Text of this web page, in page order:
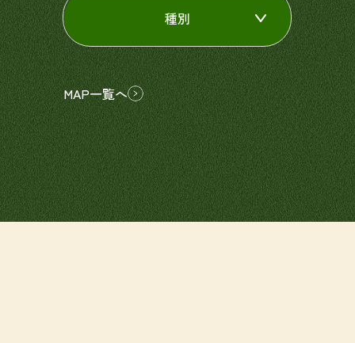
種別
MAP一覧へ